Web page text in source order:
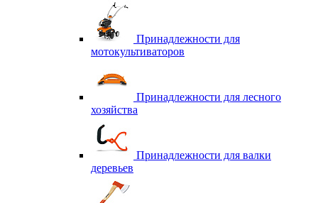
Принадлежности для
мотокультиваторов
Принадлежности для лесного
хозяйства
Принадлежности для валки
деревьев